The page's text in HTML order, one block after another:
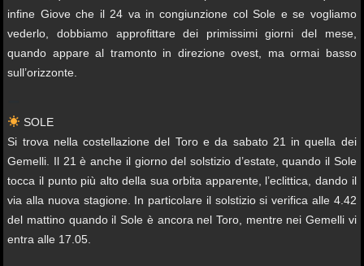
infine Giove che il 24 va in congiunzione col Sole e se vogliamo
vederlo, dobbiamo approfittare dei primissimi giorni del mese,
quando appare al tramonto in direzione ovest, ma ormai basso
sull’orizzonte.
SOLE
Si trova nella costellazione del Toro e da sabato 21 in quella dei
Gemelli. Il 21 è anche il giorno del solstizio d’estate, quando il Sole
tocca il punto più alto della sua orbita apparente, l’eclittica, dando il
via alla nuova stagione. In particolare il solstizio si verifica alle 4.42
del mattino quando il Sole è ancora nel Toro, mentre nei Gemelli vi
entra alle 17.05.